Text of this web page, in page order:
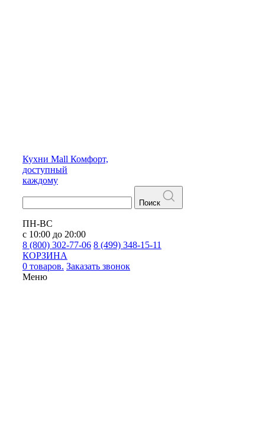
Кухни Mall Комфорт,
доступный
каждому
Поиск
ПН-ВС
с 10:00 до 20:00
8 (800) 302-77-06 8 (499) 348-15-11
КОРЗИНА
0 товаров. Заказать звонок
Меню